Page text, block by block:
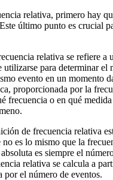
relativa, primero hay
último punto es crucial
relativa se refiere a
utilizarse para determinar el
evento en un momento
proporcionada por la
frecuencia o en qué
de frecuencia relativa
es lo mismo que la
es siempre el
relativa se calcula a
por el número de eventos.